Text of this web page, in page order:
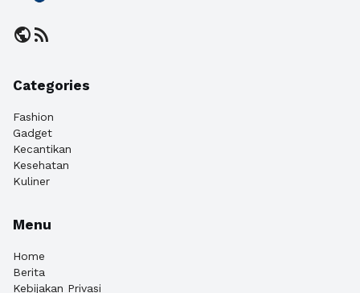
publicrss_feed
Categories
Fashion
Gadget
Kecantikan
Kesehatan
Kuliner
Menu
Home
Berita
Kebijakan Privasi